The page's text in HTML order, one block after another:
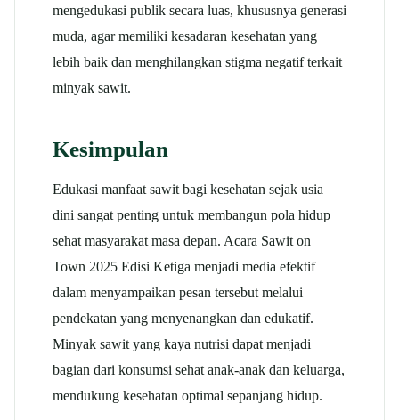
mengedukasi publik secara luas, khususnya generasi
muda, agar memiliki kesadaran kesehatan yang
lebih baik dan menghilangkan stigma negatif terkait
minyak sawit.
Kesimpulan
Edukasi manfaat sawit bagi kesehatan sejak usia
dini sangat penting untuk membangun pola hidup
sehat masyarakat masa depan. Acara Sawit on
Town 2025 Edisi Ketiga menjadi media efektif
dalam menyampaikan pesan tersebut melalui
pendekatan yang menyenangkan dan edukatif.
Minyak sawit yang kaya nutrisi dapat menjadi
bagian dari konsumsi sehat anak-anak dan keluarga,
mendukung kesehatan optimal sepanjang hidup.